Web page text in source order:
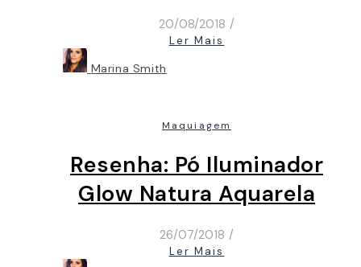
20/08/2018 /
Ler Mais
Marina Smith
Maquiagem
Resenha: Pó Iluminador
Glow Natura Aquarela
26/07/2018 /
Ler Mais